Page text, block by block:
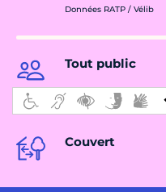
Données RATP / Vélib
Tout public
Couvert